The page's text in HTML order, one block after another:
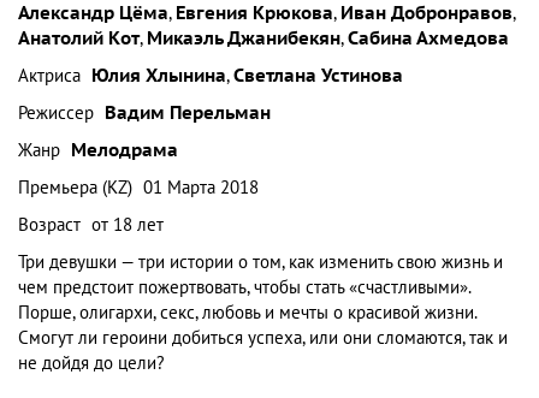
Александр Цёма, Евгения Крюкова, Иван Добронравов,
Анатолий Кот, Микаэль Джанибекян,Сабина Ахмедова
Актриса Юлия Хлынина,Светлана Устинова
Режиссер Вадим Перельман
Жанр Мелодрама
Премьера (KZ) 01 Марта 2018
Возраст от 18 лет
Три девушки — три истории о том, как изменить свою жизнь и
чем предстоит пожертвовать, чтобы стать «счастливыми».
Порше, олигархи, секс, любовь и мечты о красивой жизни.
Смогут ли героини добиться успеха, или они сломаются, так и
не дойдя до цели?